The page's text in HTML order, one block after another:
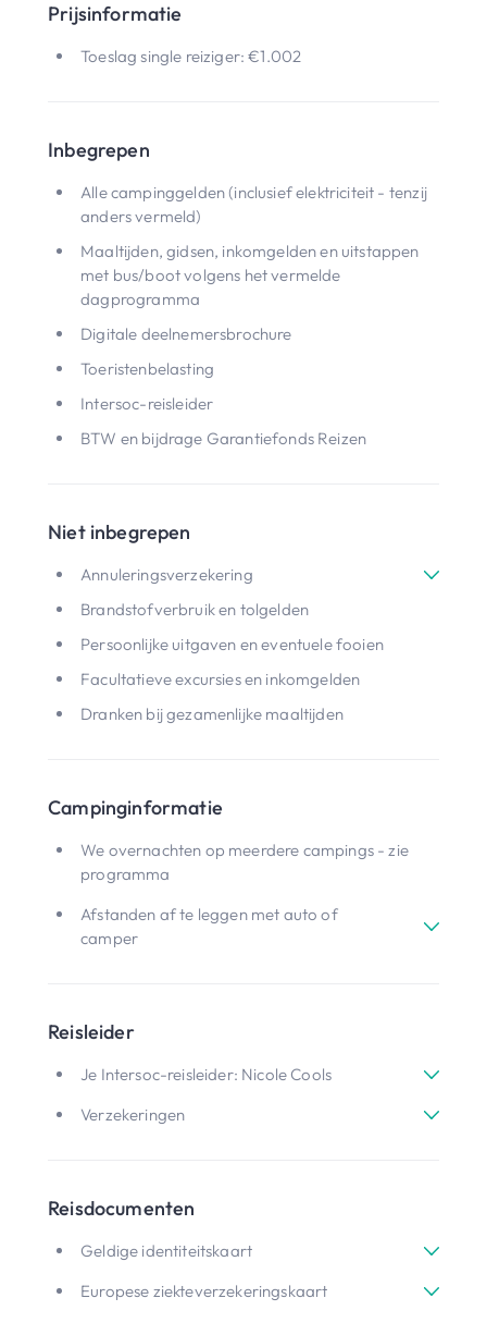
Prijsinformatie
Toeslag single reiziger: €1.002
Inbegrepen
Alle campinggelden (inclusief elektriciteit - tenzij
anders vermeld)
Maaltijden, gidsen, inkomgelden en uitstappen
met bus/boot volgens het vermelde
dagprogramma
Digitale deelnemersbrochure
Toeristenbelasting
Intersoc-reisleider
BTW en bijdrage Garantiefonds Reizen
Niet inbegrepen
Annuleringsverzekering
Brandstofverbruik en tolgelden
Persoonlijke uitgaven en eventuele fooien
Facultatieve excursies en inkomgelden
Dranken bij gezamenlijke maaltijden
Campinginformatie
We overnachten op meerdere campings - zie
programma
Afstanden af te leggen met auto of
camper
Reisleider
Je Intersoc-reisleider: Nicole Cools
Verzekeringen
Reisdocumenten
Geldige identiteitskaart
Europese ziekteverzekeringskaart